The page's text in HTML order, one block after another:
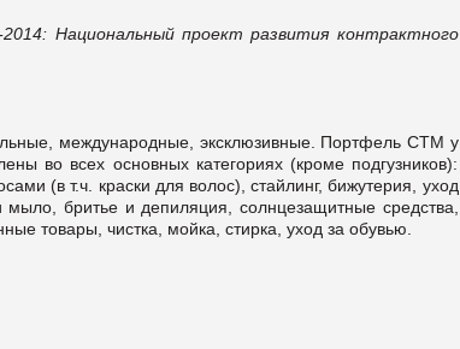
2014: Национальный проект развития контрактного
международные, эксклюзивные. Портфель СТМ у
во всех основных категориях (кроме подгузников):
(в т.ч. краски для волос), стайлинг, бижутерия, уход
бритье и депиляция, солнцезащитные средства,
товары, чистка, мойка, стирка, уход за обувью.